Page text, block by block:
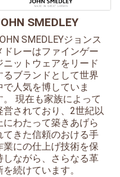
SMEDLEY
SMEDLEYジョンス
ドレーはファインゲー
ニットウェアをリード
るブランドとして世界
で人気を博していま
。 現在も家族によって
営されており、2世紀以
にわたって築きあげら
てきた信頼のおける手
業にの仕上げ技術を保
しながら、さらなる革
を続けています。